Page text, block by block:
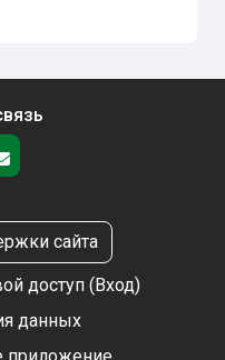
сайта
доступ (Вход)
данных